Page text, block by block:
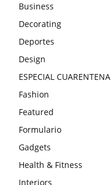
Business
Decorating
Deportes
Design
ESPECIAL CUARENTENA
Fashion
Featured
Formulario
Gadgets
Health & Fitness
Interiors